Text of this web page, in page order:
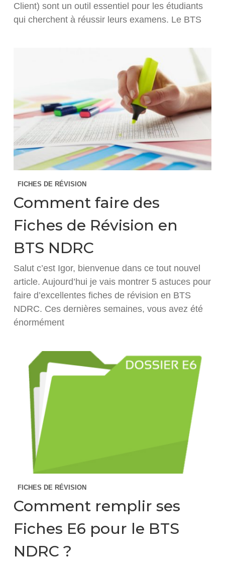
Client) sont un outil essentiel pour les étudiants
qui cherchent à réussir leurs examens. Le BTS
FICHES DE RÉVISION
Comment faire des
Fiches de Révision en
BTS NDRC
Salut c’est Igor, bienvenue dans ce tout nouvel
article. Aujourd’hui je vais montrer 5 astuces pour
faire d’excellentes fiches de révision en BTS
NDRC. Ces dernières semaines, vous avez été
énormément
FICHES DE RÉVISION
Comment remplir ses
Fiches E6 pour le BTS
NDRC ?